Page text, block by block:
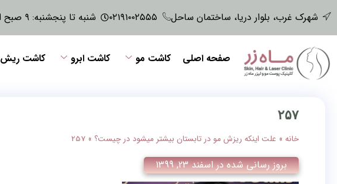
شهرک غرب، بلوار دریا، ساختمان ساحل ۰۲۱۹۱۰۰۲۵۵۵ شنبه تا پنجشنبه: ۹ صبح الی ۲۰ عصر
صفحه اصلی کاشت مو کاشت ابرو کاشت ریش
۲۵۷
خانه » علت اینکه ریزش مو در تابستان بیشتر میشود در چیست؟ »
257
بروز رسانی شده دراسفند 23, 1399